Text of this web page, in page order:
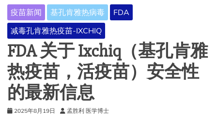
基
孔
肯
雅
疫
苗
Ixchiq
疫苗新闻 基孔肯雅热病毒
FDA
减毒孔肯雅热疫苗-IXCHIQ
FDA 关于 Ixchiq（基孔肯雅
热疫苗，活疫苗）安全性
的最新信息
2025年8月19日 孟胜利 医学博士